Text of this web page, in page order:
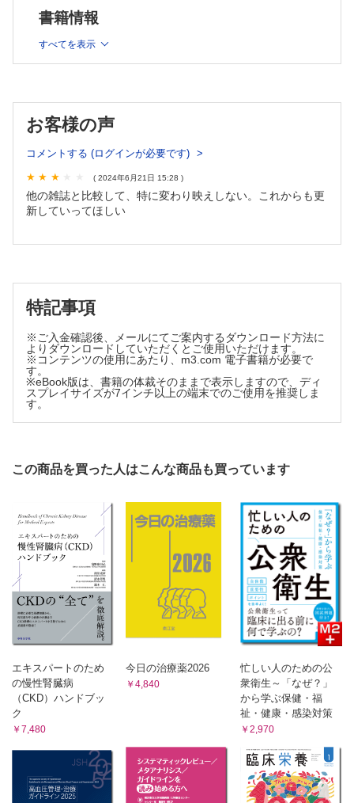
月面農場の可能性―宇宙での食料生産をめざして 矢野幸子
代
ットフォール 神谷貴樹
ORIGAMI ART―食に活かすおりがみ/食の教養
活動レポート 栄養ケア・ステーション
認定栄養ケア・ステーション ちょぼ 桒原理江
ぷろらぼ 研究室で学んでみませんか
こんだてじまん
じまんの一品料理 中華ちらし／医療法人社団刀圭会 協立病
院 桑田可奈子・他
上機嫌に働くコツ 良好な人間関係を築き，スマートに働
こう！ 第7回
めに 新名史典
Medical Nutritionist養成講座
Dr.雨海の男性臨床栄養学
回答しやすく・分析しやすい 業務に活かせる！ アンケ
ート調査のキホンと応用
12．2群の平均値の比較 安永和央
『日本食品標準成分表』の活用でもっと深まる 食品と調
理のキソ知識
特別編2．適切な栄養価計算のために① 渡邊智子
News＆Information
日本栄養士会医療職域
令和3年度介護報酬改定を受け医療職域での取り組みを考え
自治体病院
岡山市立市民病院 栄養科の取り組み 橋目明美
精神科病院NST活動―NST加算算定に向けた各職種の役
厚生労働省・消費者庁
第5回国民健康・栄養調査企画解析検討会・他
おしらせ
書籍情報
すべてを表示
お客様の声
コメントする (ログインが必要です)
( 2024年6月21日 15:28 )
他の雑誌と比較して、特に変わり映えしない。これからも更
新していってほしい
特記事項
※ご入金確認後、メールにてご案内するダウンロード方法に
よりダウンロードしていただくとご使用いただけます。
※コンテンツの使用にあたり、m3.com 電子書籍が必要で
す。
※eBook版は、書籍の体裁そのままで表示しますので、ディ
スプレイサイズが7インチ以上の端末でのご使用を推奨しま
す。
この商品を買った人はこんな商品も買っています
エキスパートのため
の慢性腎臓病
（CKD）ハンドブッ
ク
￥7,480
今日の治療薬2026
￥4,840
忙しい人のための公
衆衛生～「なぜ？」
から学ぶ保健・福
祉・健康・感染対策
￥2,970